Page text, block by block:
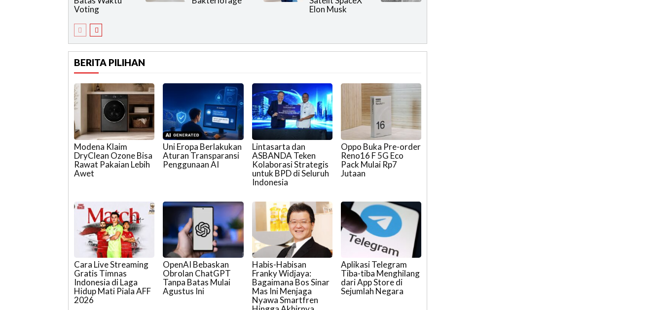
Voting
Elon Musk
BERITA PILIHAN
Modena Klaim
DryClean Ozone Bisa
Rawat Pakaian Lebih
Awet
Uni Eropa Berlakukan
Aturan Transparansi
Penggunaan AI
Lintasarta dan
ASBANDA Teken
Kolaborasi Strategis
untuk BPD di Seluruh
Indonesia
Oppo Buka Pre-order
Reno16 F 5G Eco
Pack Mulai Rp7
Jutaan
Cara Live Streaming
Gratis Timnas
Indonesia di Laga
Hidup Mati Piala AFF
2026
OpenAI Bebaskan
Obrolan ChatGPT
Tanpa Batas Mulai
Agustus Ini
Habis-Habisan
Franky Widjaya:
Bagaimana Bos Sinar
Mas Ini Menjaga
Nyawa Smartfren
Aplikasi Telegram
Tiba-tiba Menghilang
dari App Store di
Sejumlah Negara